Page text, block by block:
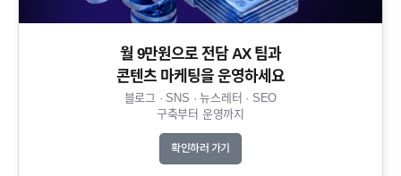
월 9만원으로 전담 AX 팀과
콘텐츠 마케팅을 운영하세요​
블로그 · SNS · 뉴스레터 · SEO
구축부터 운영까지​
확인하러 가기